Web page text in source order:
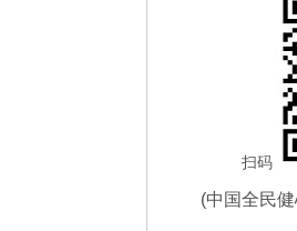
扫码
(中国全民健